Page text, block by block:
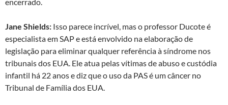
Jane Shields: Isso parece incrível, mas o professor Ducote é
especialista em SAP e está envolvido na elaboração de
legislação para eliminar qualquer referência à síndrome nos
tribunais dos EUA. Ele atua pelas vítimas de abuso e custódia
infantil há 22 anos e diz que o uso da PAS é um câncer no
Tribunal de Família dos EUA.